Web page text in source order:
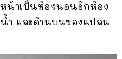
น้าเป็นห้องนอนอีกห้อง
ำ และด้านบนของแปลน